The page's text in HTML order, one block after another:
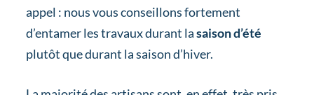
appel : nous vous conseillons fortement
d’entamer les travaux durant lasaison d’été
plutôt que durant la saison d’hiver.